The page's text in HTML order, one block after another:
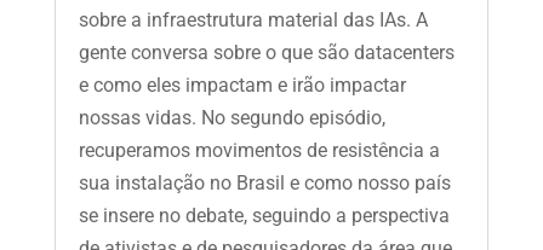
sobre a infraestrutura material das IAs. A
gente conversa sobre o que são datacenters
e como eles impactam e irão impactar
nossas vidas. No segundo episódio,
recuperamos movimentos de resistência a
sua instalação no Brasil e como nosso país
se insere no debate, seguindo a perspectiva